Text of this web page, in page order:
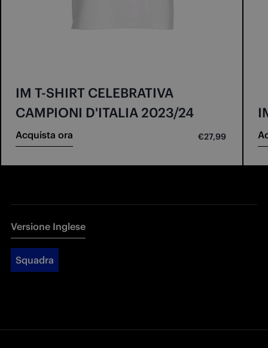
IM T-SHIRT CELEBRATIVA
CAMPIONI D'ITALIA 2023/24
Acquista ora €27,99
Versione Inglese
Squadra